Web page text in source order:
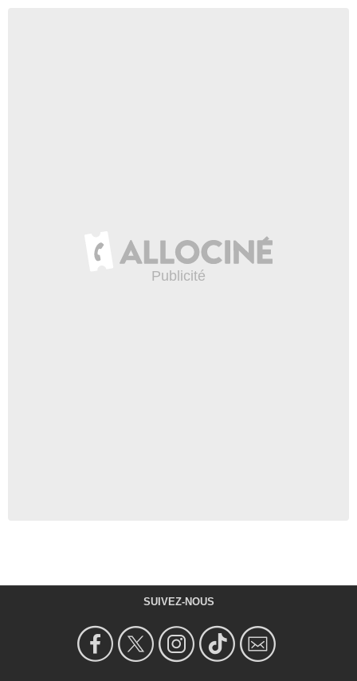
SUIVEZ-NOUS